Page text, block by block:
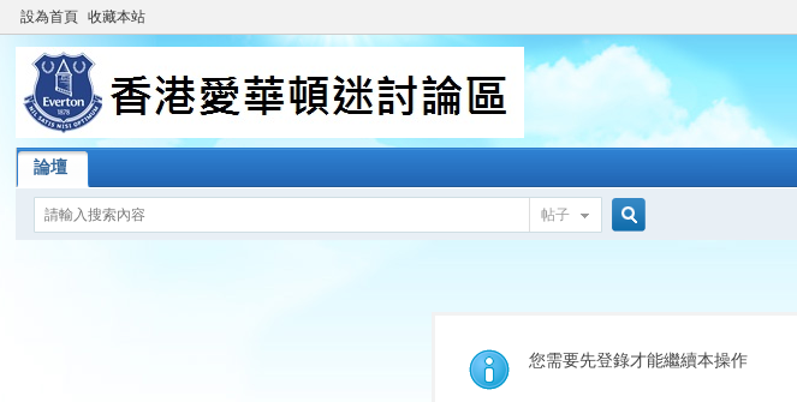
設為首頁 收藏本站
論壇
帖子
索
您需要先登錄才能繼續本操作